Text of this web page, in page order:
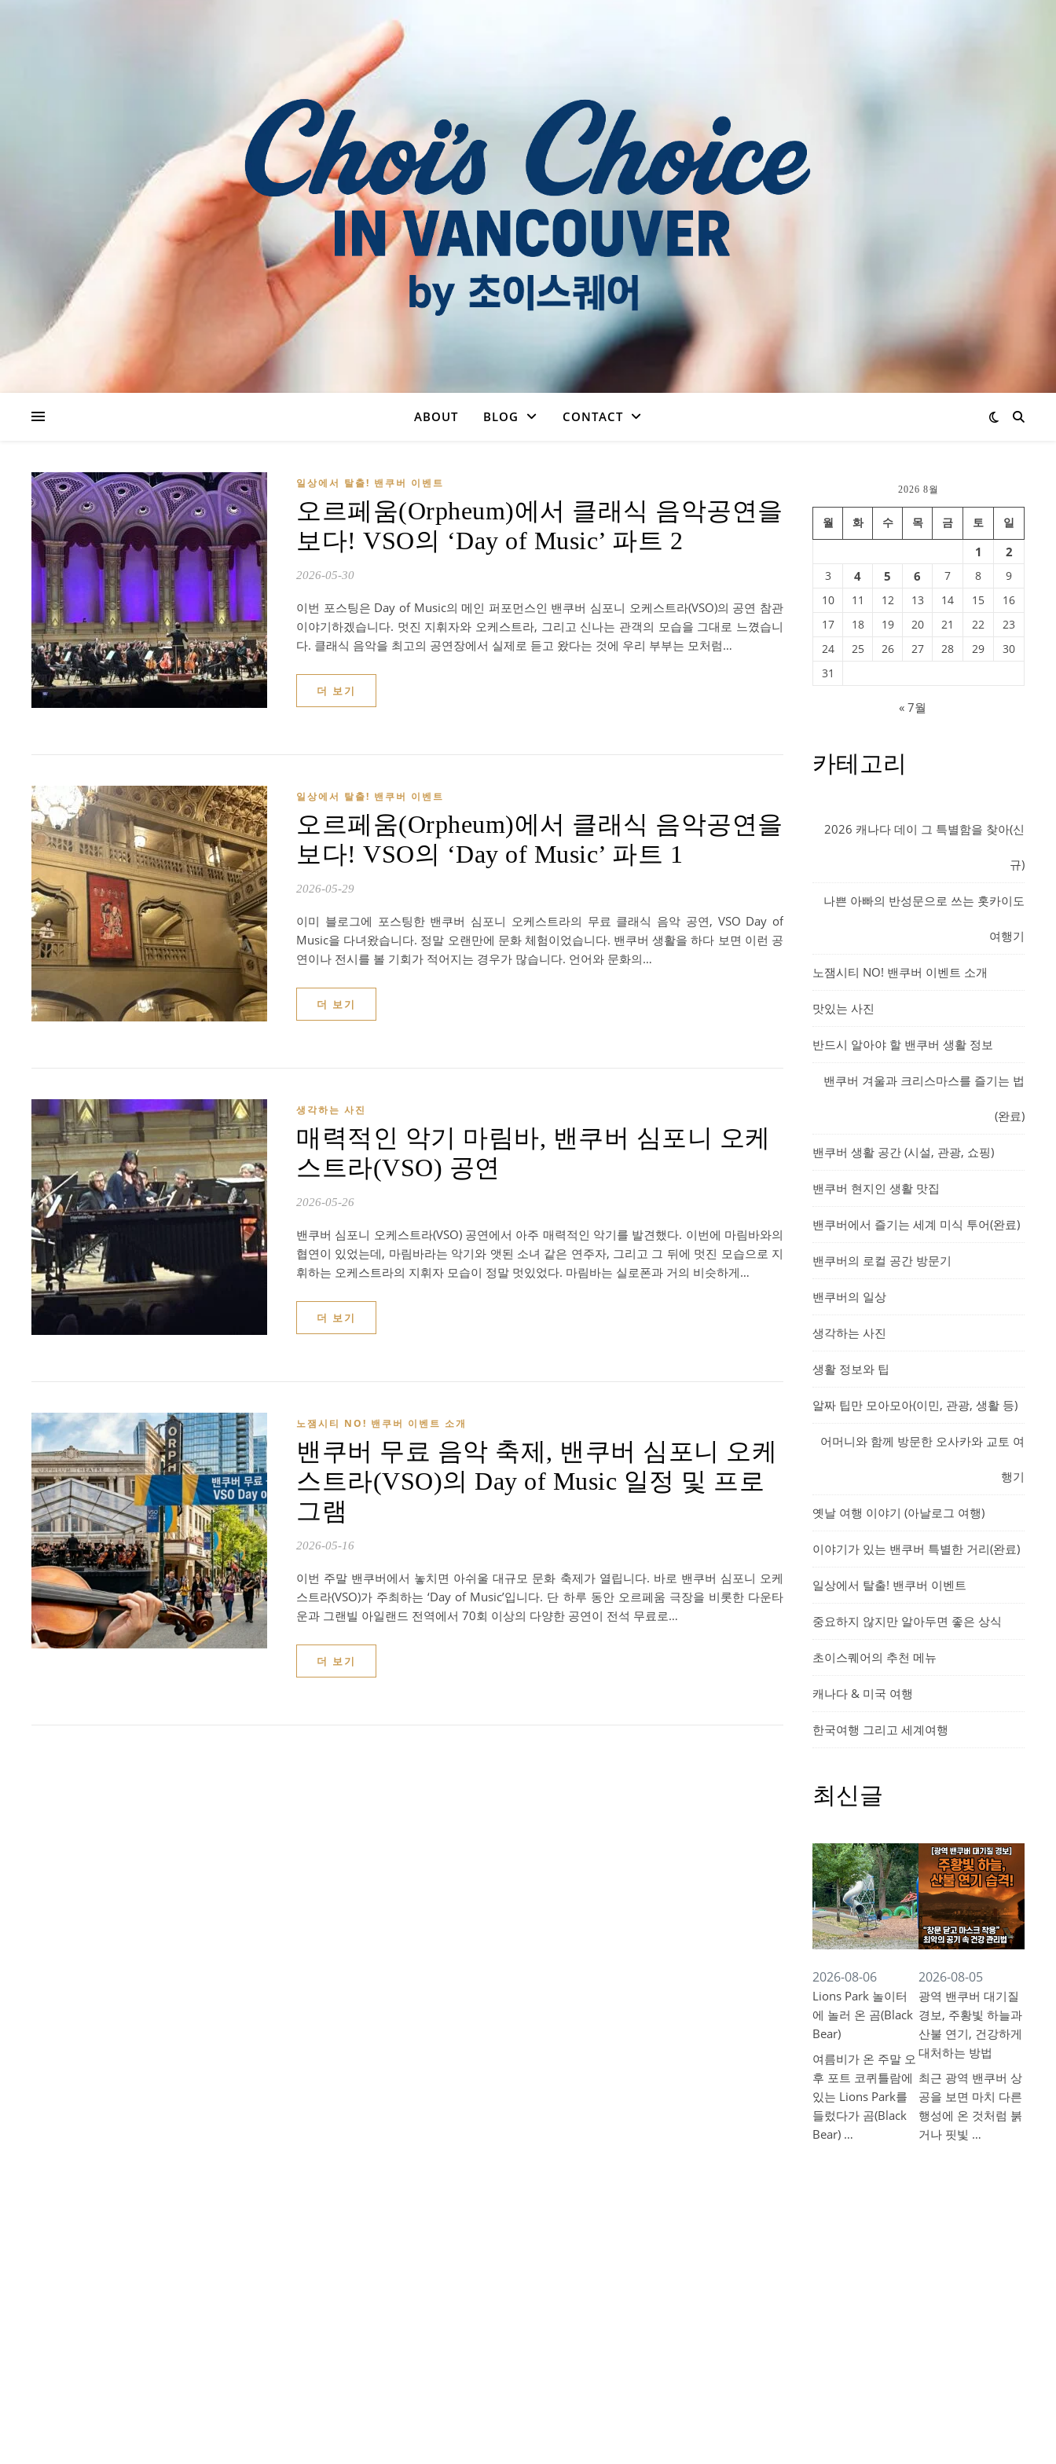
ABOUT BLOG CONTACT
일상에서 탈출! 밴쿠버 이벤트
오르페움(Orpheum)에서 클래식 음악공연을
보다! VSO의 ‘Day of Music’ 파트 2
2026-05-30
이번 포스팅은 Day of Music의 메인 퍼포먼스인 밴쿠버 심포니 오케스트라(VSO)의 공연 참관
이야기하겠습니다. 멋진 지휘자와 오케스트라, 그리고 신나는 관객의 모습을 그대로 느꼈습니
다. 클래식 음악을 최고의 공연장에서 실제로 듣고 왔다는 것에 우리 부부는 모처럼…
더 보기
일상에서 탈출! 밴쿠버 이벤트
오르페움(Orpheum)에서 클래식 음악공연을
보다! VSO의 ‘Day of Music’ 파트 1
2026-05-29
이미 블로그에 포스팅한 밴쿠버 심포니 오케스트라의 무료 클래식 음악 공연, VSO Day of
Music을 다녀왔습니다. 정말 오랜만에 문화 체험이었습니다. 밴쿠버 생활을 하다 보면 이런 공
연이나 전시를 볼 기회가 적어지는 경우가 많습니다. 언어와 문화의…
더 보기
생각하는 사진
매력적인 악기 마림바, 밴쿠버 심포니 오케
스트라(VSO) 공연
2026-05-26
밴쿠버 심포니 오케스트라(VSO) 공연에서 아주 매력적인 악기를 발견했다. 이번에 마림바와의
협연이 있었는데, 마림바라는 악기와 앳된 소녀 같은 연주자, 그리고 그 뒤에 멋진 모습으로 지
휘하는 오케스트라의 지휘자 모습이 정말 멋있었다. 마림바는 실로폰과 거의 비슷하게…
더 보기
노잼시티 NO! 밴쿠버 이벤트 소개
밴쿠버 무료 음악 축제, 밴쿠버 심포니 오케
스트라(VSO)의 Day of Music 일정 및 프로
그램
2026-05-16
이번 주말 밴쿠버에서 놓치면 아쉬울 대규모 문화 축제가 열립니다. 바로 밴쿠버 심포니 오케
스트라(VSO)가 주최하는 ‘Day of Music’입니다. 단 하루 동안 오르페움 극장을 비롯한 다운타
운과 그랜빌 아일랜드 전역에서 70회 이상의 다양한 공연이 전석 무료로…
더 보기
2026 8월
월 화 수 목 금 토 일
1 2
3 4 5 6 7 8
9
10
11 12 13 14 15
16
17
18 19 20 21 22
23
24
25 26 27 28 29
30
31
« 7월
카테고리
2026 캐나다 데이 그 특별함을 찾아(신
규)
나쁜 아빠의 반성문으로 쓰는 홋카이도
여행기
노잼시티 NO! 밴쿠버 이벤트 소개
맛있는 사진
반드시 알아야 할 밴쿠버 생활 정보
밴쿠버 겨울과 크리스마스를 즐기는 법
(완료)
밴쿠버 생활 공간 (시설, 관광, 쇼핑)
밴쿠버 현지인 생활 맛집
밴쿠버에서 즐기는 세계 미식 투어(완료)
밴쿠버의 로컬 공간 방문기
밴쿠버의 일상
생각하는 사진
생활 정보와 팁
알짜 팁만 모아모아(이민, 관광, 생활 등)
어머니와 함께 방문한 오사카와 교토 여
행기
옛날 여행 이야기 (아날로그 여행)
이야기가 있는 밴쿠버 특별한 거리(완료)
일상에서 탈출! 밴쿠버 이벤트
중요하지 않지만 알아두면 좋은 상식
초이스퀘어의 추천 메뉴
캐나다 & 미국 여행
한국여행 그리고 세계여행
최신글
2026-08-06
Lions Park 놀이터
에 놀러 온 곰(Black
Bear)
여름비가 온 주말 오
후 포트 코퀴틀람에
있는 Lions Park를
들렀다가 곰(Black
Bear) …
2026-08-05
광역 밴쿠버 대기질
경보, 주황빛 하늘과
산불 연기, 건강하게
대처하는 방법
최근 광역 밴쿠버 상
공을 보면 마치 다른
행성에 온 것처럼 붉
거나 핏빛 …